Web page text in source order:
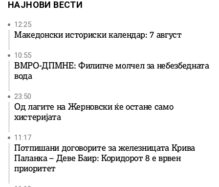
на Македонија […]
НАЈНОВИ ВЕСТИ
12:25
Македонски историски календар: 7 август
10:55
ВМРО-ДПМНЕ: Филипче молчел за небезбедната
вода
23:50
Од лагите на Жерновски ќе остане само
хистеријата
11:17
Потпишани договорите за железницата Крива
Паланка – Деве Баир: Коридорот 8 е врвен
приоритет